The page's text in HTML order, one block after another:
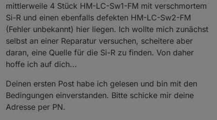
mittlerweile 4 Stück HM-LC-Sw1-FM mit verschmortem
Si-R und einen ebenfalls defekten HM-LC-Sw2-FM
(Fehler unbekannt) hier liegen. Ich wollte mich zunächst
selbst an einer Reparatur versuchen, scheitere aber
daran, eine Quelle für die Si-R zu finden. Von daher
hoffe ich auf dich...
Deinen ersten Post habe ich gelesen und bin mit den
Bedingungen einverstanden. Bitte schicke mir deine
Adresse per PN.